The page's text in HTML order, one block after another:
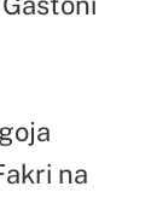
na